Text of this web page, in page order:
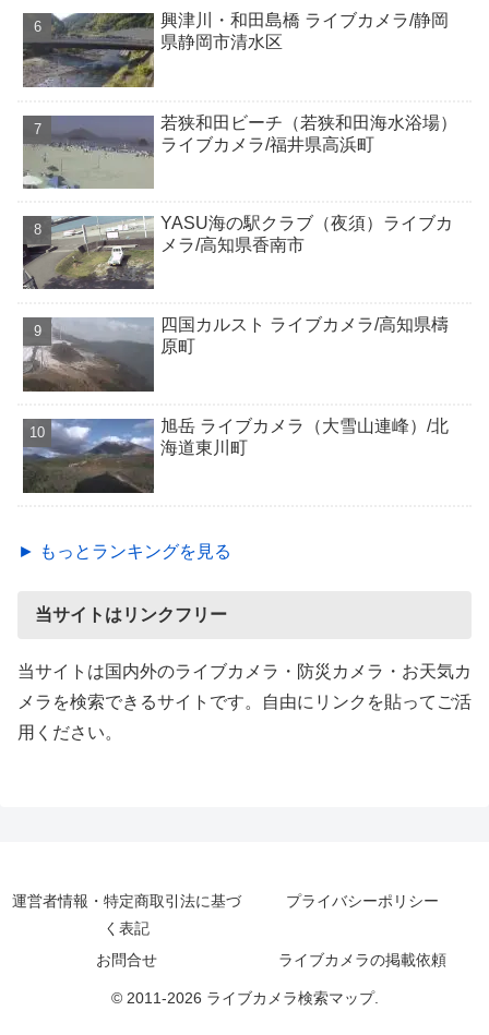
興津川・和田島橋 ライブカメラ/静岡
県静岡市清水区
若狭和田ビーチ（若狭和田海水浴場）
ライブカメラ/福井県高浜町
YASU海の駅クラブ（夜須）ライブカ
メラ/高知県香南市
四国カルスト ライブカメラ/高知県檮
原町
旭岳 ライブカメラ（大雪山連峰）/北
海道東川町
► もっとランキングを見る
当サイトはリンクフリー
当サイトは国内外のライブカメラ・防災カメラ・お天気カ
メラを検索できるサイトです。自由にリンクを貼ってご活
用ください。
運営者情報・特定商取引法に基づ
く表記
プライバシーポリシー
お問合せ ライブカメラの掲載依頼
© 2011-2026 ライブカメラ検索マップ.